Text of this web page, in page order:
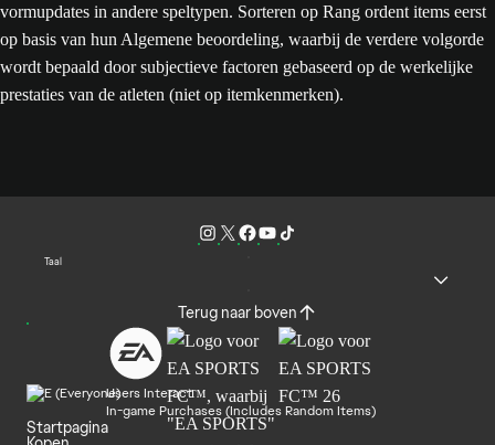
vormupdates in andere speltypen. Sorteren op Rang ordent items eerst
op basis van hun Algemene beoordeling, waarbij de verdere volgorde
wordt bepaald door subjectieve factoren gebaseerd op de werkelijke
prestaties van de atleten (niet op itemkenmerken).
Taal
Terug naar boven
Users Interact
In-game Purchases (Includes Random Items)
Startpagina